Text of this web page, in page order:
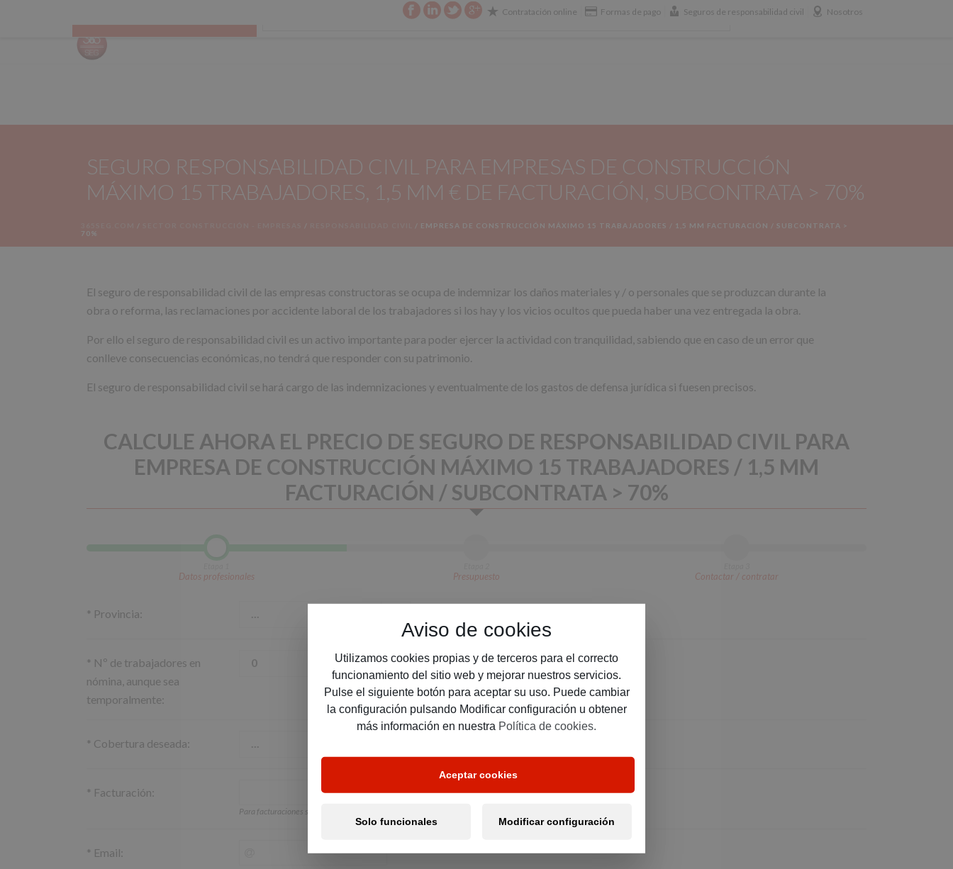
Aviso de cookies
Utilizamos cookies propias y de terceros para el correcto
funcionamiento del sitio web y mejorar nuestros servicios.
Pulse el siguiente botón para aceptar su uso. Puede cambiar
la configuración pulsando Modificar configuración u obtener
más información en nuestra Política de cookies.
Aceptar cookies
Solo funcionales Modificar configuración
Contratación online Formas de pago Seguros de responsabilidad civil Nosotros
658 365 365
CIBERSEGURIDAD CONTACTO BLOG
SEGURO RESPONSABILIDAD CIVIL PARA EMPRESAS DE CONSTRUCCIÓN
MÁXIMO 15 TRABAJADORES, 1,5 MM € DE FACTURACIÓN, SUBCONTRATA > 70%
/ / / EMPRESA DE CONSTRUCCIÓN MÁXIMO 15 TRABAJADORES / 1,5 MM FACTURACIÓN / SUBCONTRATA >
70%
El seguro de responsabilidad civil de las empresas constructoras se ocupa de indemnizar los daños materiales y / o personales que se produzcan durante la
obra o reforma, las reclamaciones por accidente laboral de los trabajadores si los hay y los vicios ocultos que pueda haber una vez entregada la obra.
Por ello el seguro de responsabilidad civil es un activo importante para poder ejercer la actividad con tranquilidad, sabiendo que en caso de un error que
conlleve consecuencias económicas, no tendrá que responder con su patrimonio.
El seguro de responsabilidad civil se hará cargo de las indemnizaciones y eventualmente de los gastos de defensa jurídica si fuesen precisos.
CALCULE AHORA EL PRECIO DE SEGURO DE RESPONSABILIDAD CIVIL PARA
EMPRESA DE CONSTRUCCIÓN MÁXIMO 15 TRABAJADORES / 1,5 MM
FACTURACIÓN / SUBCONTRATA > 70%
Datos profesionales Presupuesto Contactar / contratar
* Provincia:
* Nº de trabajadores en
nómina, aunque sea
temporalmente:
* Cobertura deseada:
* Facturación:
Para facturaciones superiores a 1.500.000€, contáctenos.
* Email: